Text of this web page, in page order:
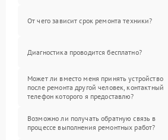
От чего зависит срок ремонта техники?
Диагностика проводится бесплатно?
Может ли вместо меня принять устройство
после ремонта другой человек, контактный
телефон которого я предоставлю?
Возможно ли получать обратную связь в
процессе выполнения ремонтных работ?